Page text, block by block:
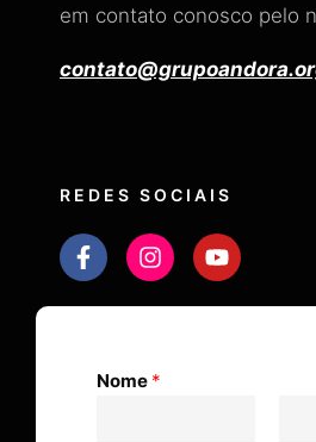
em contato conosco pelo
REDES SOCIAIS
Nome *